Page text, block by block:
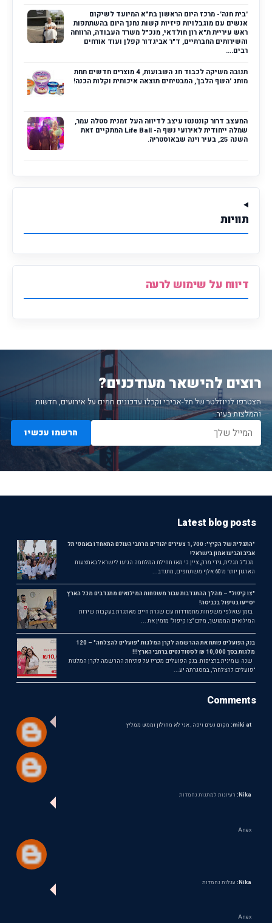
'בית חנה'- מרכז היום הראשון בת"א המיועד לשיקום
אנשים עם מוגבלויות פיזיות קשות נחנך היום בהשתתפות
ראש עיריית ת"א רון חולדאי, מנכ"ל משרד העבודה, הרווחה
והשירותים החברתיים, ד"ר אביגדור קפלן ועוד אורחים
רבים....
תנובה משיקה לכבוד חג השבועות, 4 מוצרים חדשים תחת
מותג 'השף הלבן', המבטיחים תוצאה איכותית וקלות הכנה!
המעצב דרור קונטנטו עיצב לדיווה העל זמנית סטלה עמר,
שמלה ייחודית לאירועי נשף ה- Life Ball המתקיים זאת
השנה 25, בעיר וינה שבאוסטריה.
תוויות
דיווח על שימוש לרעה
רוצים להישאר מעודכנים?
הצטרפו לניוזלטר של תל-אביבי וקבלו עדכונים חמים על אירועים, חדשות
והמלצות בעיר.
הרשמו עכשיו
Latest blog posts
"התגלית של הקיץ": 1,700 צעירים יהודים מרחבי העולם התאחדו באמפי תל
אביב והביעו אמון בישראל!
מנכ"ל תגלית, גידי מרק, ציין כי מאז תחילת המלחמה הגיעו לישראל באמצעות
הארגון יותר מ־60 אלף משתתפים, מתנדב...
"צו קיפול" – מהלך ההתנדבות עבור משפחות המילואים מתנדבים מכל הארץ
יסייעו בטיפול בכביסה!
בזמן שאלפי משפחות מתמודדות עם שגרת חיים מאתגרת בעקבות שירות
המילואים הממושך, מיזם "צו קיפול" מזמין את ...
בנק הפועלים פותח את ההרשמה לקרן המלגות "פועלים להצלחה" – 120
מלגות בסך 10,000 ₪ לסטודנטים ברחבי הארץ!!!
שנה שמינית ברציפות: בנק הפועלים מכריז על פתיחת ההרשמה לקרן המלגות
"פועלים להצלחה", במסגרתה יע...
Comments
miki at: מקום נעים ויפה , אני לא מחולון וממש ממליץ
Nika: רעיונות למתנות נחמדות
Anex
Nika: עגלות נחמדות
Anex